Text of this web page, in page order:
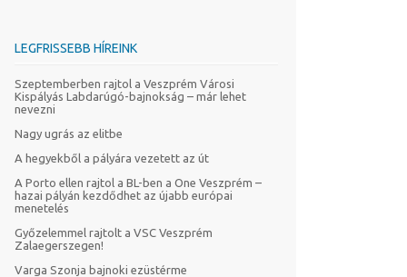
LEGFRISSEBB HÍREINK
Szeptemberben rajtol a Veszprém Városi
Kispályás Labdarúgó-bajnokság – már lehet
nevezni
Nagy ugrás az elitbe
A hegyekből a pályára vezetett az út
A Porto ellen rajtol a BL-ben a One Veszprém –
hazai pályán kezdődhet az újabb európai
menetelés
Győzelemmel rajtolt a VSC Veszprém
Zalaegerszegen!
Varga Szonja bajnoki ezüstérme